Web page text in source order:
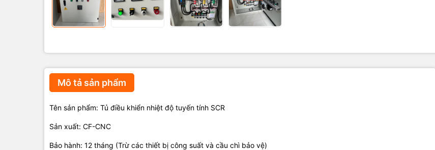
Mô tả sản phẩm
Tên sản phẩm: Tủ điều khiển nhiệt độ tuyến tính SCR
Sản xuất: CF-CNC
Bảo hành: 12 tháng (Trừ các thiết bị công suất và cầu chì bảo vệ)